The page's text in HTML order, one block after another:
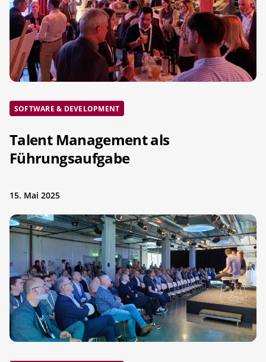
SOFTWARE & DEVELOPMENT
Talent Management als
Führungsaufgabe
15. Mai 2025